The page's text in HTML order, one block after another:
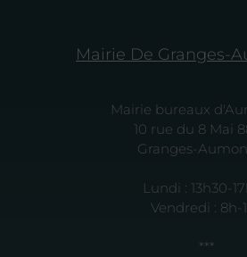
Mairie De Granges-
Mairie bureaux
10 rue du 8 Mai
Granges-
Lundi : 13h30-
Vendredi : 8h-
***